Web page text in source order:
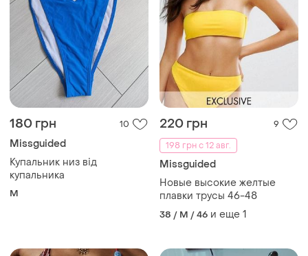
180 грн 10
Missguided
Купальник низ від
купальника
M
220 грн
9
198 грн с 12 авг.
Missguided
Новые высокие желтые
плавки трусы 46-48
38 / M / 46 и еще 1